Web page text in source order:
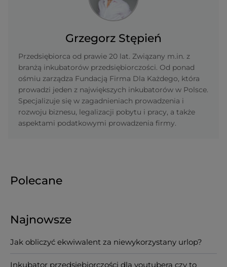
Grzegorz Stępień
Przedsiębiorca od prawie 20 lat. Związany m.in. z
branżą inkubatorów przedsiębiorczości. Od ponad
ośmiu zarządza Fundacją Firma Dla Każdego, która
prowadzi jeden z największych inkubatorów w Polsce.
Specjalizuje się w zagadnieniach prowadzenia i
rozwoju biznesu, legalizacji pobytu i pracy, a także
aspektami podatkowymi prowadzenia firmy.
Polecane
Najnowsze
Jak obliczyć ekwiwalent za niewykorzystany urlop?
Inkubator przedsiębiorczości dla youtubera czy to